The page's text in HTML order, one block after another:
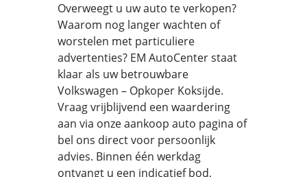
Overweegt u uw auto te verkopen?
Waarom nog langer wachten of
worstelen met particuliere
advertenties? EM AutoCenter staat
klaar als uw betrouwbare
Volkswagen – Opkoper Koksijde.
Vraag vrijblijvend een waardering
aan via onze aankoop auto pagina of
bel ons direct voor persoonlijk
advies. Binnen één werkdag
ontvangt u een indicatief bod,